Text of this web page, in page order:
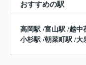
おすすめの駅
高岡駅 /富山駅 /越中
小杉駅 /朝菜町駅 /大